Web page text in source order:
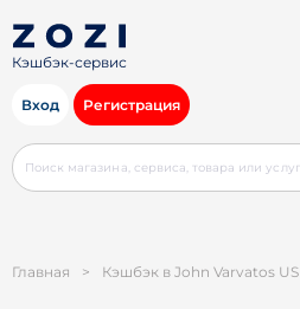
Кэшбэк-сервис
Вход Регистрация
Главная > Кэшбэк в John Varvatos US